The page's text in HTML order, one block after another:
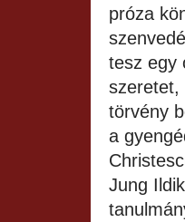
próza
tesz egy
szeretet,
törvény
a
Jung